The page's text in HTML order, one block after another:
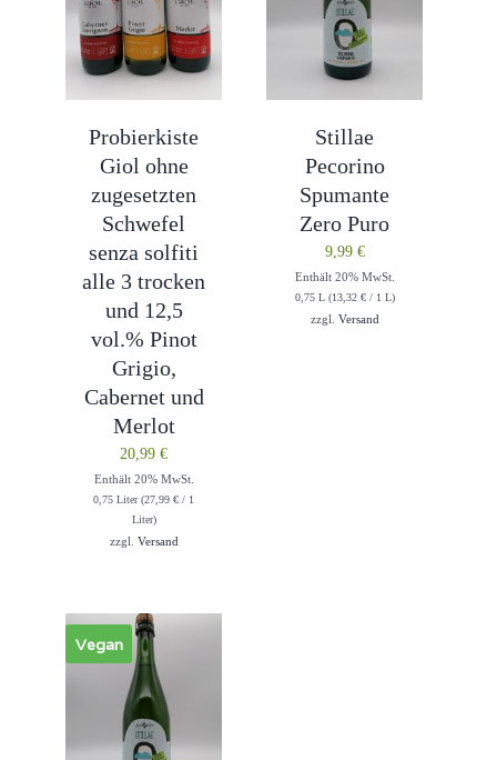
Probierkiste
Giol ohne
zugesetzten
Schwefel
senza solfiti
alle 3 trocken
und 12,5
vol.% Pinot
Grigio,
Cabernet und
Merlot
20,99€
Enthält 20% MwSt.
0,75 Liter (27,99€ / 1
Liter)
zzgl. Versand
Stillae
Pecorino
Spumante
Zero Puro
9,99 €
Enthält 20% MwSt.
0,75 L (13,32 €/ 1 L)
zzgl. Versand
Vegan